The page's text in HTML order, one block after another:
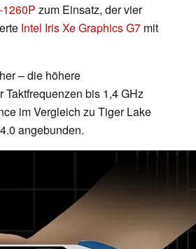
zum Einsatz, der vier
Intel Iris Xe Graphics G7 mit
– die höhere
bis 1,4 GHz
im Vergleich zu Tiger Lake
angebunden.